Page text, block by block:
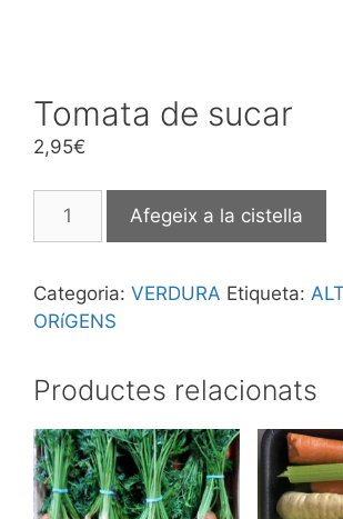
Tomata de sucar
2,95€
Afegeix a la cistella
Categoria: VERDURA Etiqueta:
ORíGENS
Productes relacionats